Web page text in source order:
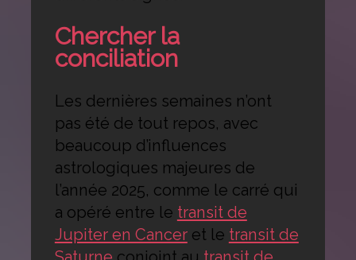
Chercher la
conciliation
Les dernières semaines n’ont
pas été de tout repos, avec
beaucoup d’influences
astrologiques majeures de
l’année 2025, comme le carré qui
a opéré entre le transit de
Jupiter en Canceret le transit de